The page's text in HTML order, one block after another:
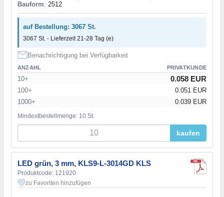
Bauform: 2512
auf Bestellung: 3067 St.
3067 St. - Lieferzeit 21-28 Tag (e)
Benachrichtigung bei Verfügbarkeit
ANZAHL PRIVATKUNDE
10+ 0.058 EUR
100+
0.051 EUR
1000+
0.039 EUR
Mindestbestellmenge: 10 St.
kaufen
LED grün, 3 mm, KLS9-L-3014GD KLS
Produktcode: 121920
zu Favoriten hinzufügen